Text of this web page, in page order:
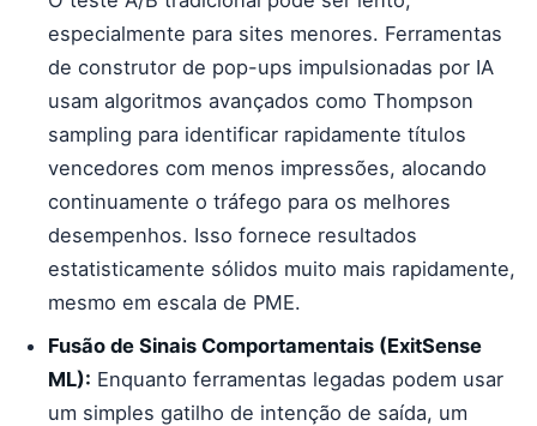
especialmente para sites menores. Ferramentas
de construtor de pop-ups impulsionadas por IA
usam algoritmos avançados como Thompson
sampling para identificar rapidamente títulos
vencedores com menos impressões, alocando
continuamente o tráfego para os melhores
desempenhos. Isso fornece resultados
estatisticamente sólidos muito mais rapidamente,
mesmo em escala de PME.
Fusão de Sinais Comportamentais (ExitSense
ML): Enquanto ferramentas legadas podem usar
um simples gatilho de intenção de saída, um